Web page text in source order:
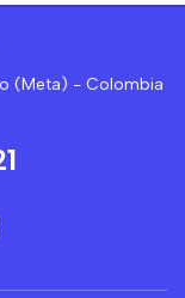
(Meta) - Colombia